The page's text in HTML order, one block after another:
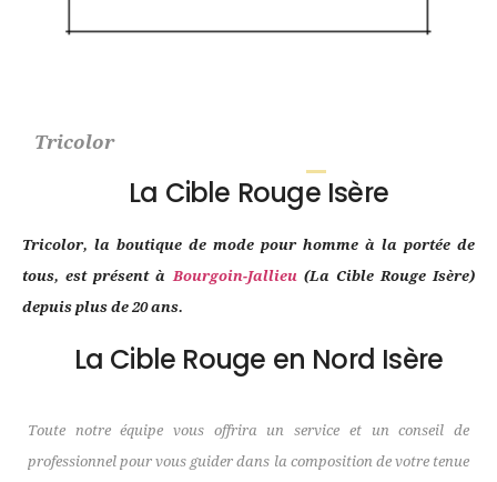
La Cible Rouge en Nord Isère
Toute notre équipe vous offrira un service et un conseil de
professionnel pour vous guider dans la composition de votre tenue
Tricolor
La Cible Rouge Isère
Tricolor, la boutique de mode pour homme à la portée de
tous, est présent àBourgoin-Jallieu(La Cible Rouge Isère)
depuis plus de 20 ans.